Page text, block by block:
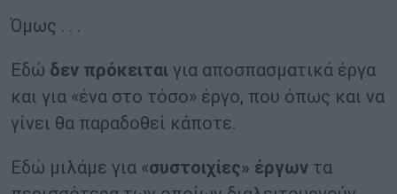
Όμως . . .
Εδώ δεν πρόκειται για αποσπασματικά έργα
και για «ένα στο τόσο» έργο, που όπως και να
γίνει θα παραδοθεί κάποτε.
Εδώ μιλάμε για «συστοιχίες» έργων τα